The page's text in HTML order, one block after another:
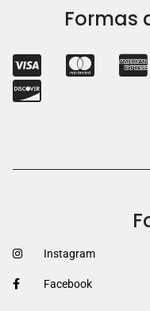
Formas
Instagram
Facebook